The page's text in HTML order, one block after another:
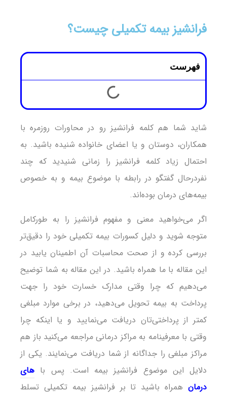
فرانشیز بیمه تکمیلی چیست؟
فهرست
شاید شما هم کلمه فرانشیز رو در محاورات روزمره با
همکاران، دوستان و یا اعضای خانواده شنیده باشید. به
احتمال زیاد کلمه فرانشیز را زمانی شنیدید که چند
نفردرحال گفتگو در رابطه با موضوع بیمه و به خصوص
بیمه‌های درمان بوده‌اند.
اگر می‌خواهید معنی و مفهوم فرانشیز را به طورکامل
متوجه شوید و دلیل کسورات بیمه تکمیلی خود را دقیق‌تر
بررسی کرده و از صحت محاسبات آن اطمینان یابید در
این مقاله با ما همراه باشید. در این مقاله به شما توضیح
می‌دهیم که چرا وقتی مدارک خسارت خود را جهت
پرداخت به بیمه تحویل می‌دهید، در برخی موارد مبلغی
کمتر از پرداختی‌تان دریافت می‌نمایید و یا اینکه چرا
وقتی با معرفینامه به مراکز درمانی مراجعه می‌کنید باز هم
مراکز مبلغی را جداگانه از شما دریافت می‌نمایند. یکی از
دلایل این موضوع فرانشیز بیمه است. پس با های
درمان همراه باشید تا بر فرانشیز بیمه تکمیلی تسلط